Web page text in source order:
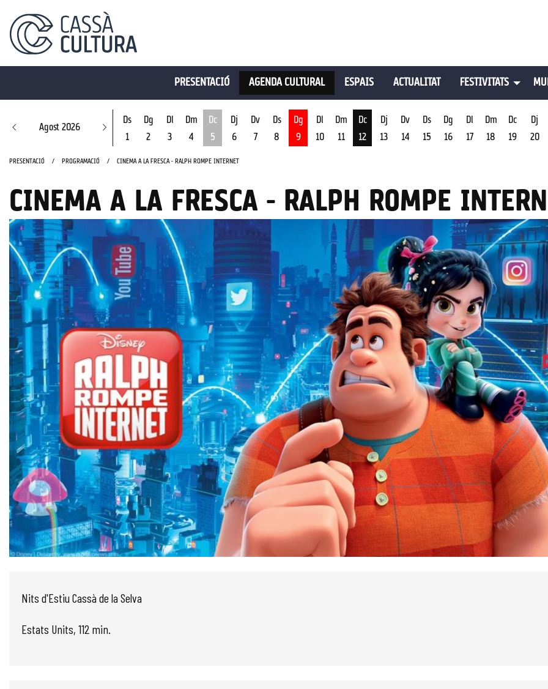
PRESENTACIÓ AGENDA CULTURAL ESPAIS ACTUALITAT FESTIVITATS
Agost 2026
Ds
1
Dg
2
Dl
3
Dm
4
Dc
5
Dj
6
Dv
7
Ds
8
Dg
9
Dl
10
Dm
11
Dc
12
Dj
13
Dv
14
Ds
15
Dg
16
Dl
17
Dm
18
Dc
19
Dj
20
PRESENTACIÓ PROGRAMACIÓ CINEMA A LA FRESCA - RALPH ROMPE INTERNET
CINEMA A LA FRESCA - RALPH ROMPE
Nits d'Estiu Cassà de la Selva
Estats Units, 112 min.